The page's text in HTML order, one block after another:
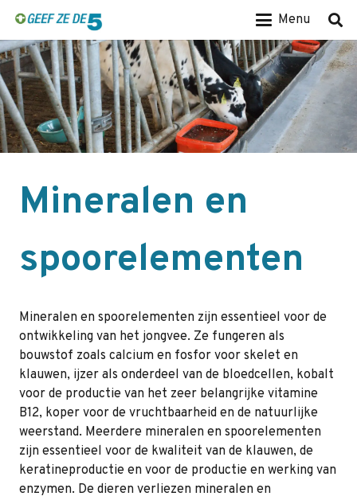
Menu
Mineralen en
spoorelementen
Mineralen en spoorelementen zijn essentieel voor de
ontwikkeling van het jongvee. Ze fungeren als
bouwstof zoals calcium en fosfor voor skelet en
klauwen, ijzer als onderdeel van de bloedcellen, kobalt
voor de productie van het zeer belangrijke vitamine
B12, koper voor de vruchtbaarheid en de natuurlijke
weerstand. Meerdere mineralen en spoorelementen
zijn essentieel voor de kwaliteit van de klauwen, de
keratineproductie en voor de productie en werking van
enzymen. De dieren verliezen mineralen en